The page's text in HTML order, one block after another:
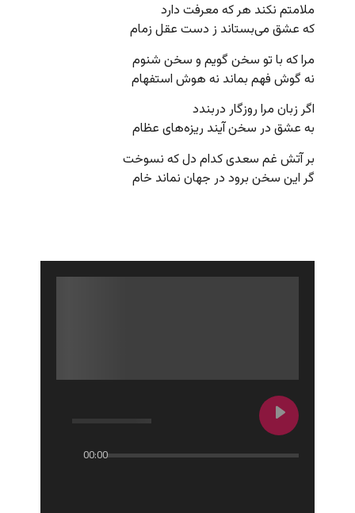
ملامتم نکند هر که معرفت دارد
که عشق می‌بستاند ز دست عقل زمام
مرا که با تو سخن گویم و سخن شنوم
نه گوش فهم بماند نه هوش استفهام
اگر زبان مرا روزگار دربندد
به عشق در سخن آیند ریزه‌های عظام
بر آتش غم سعدی کدام دل که نسوخت
گر این سخن برود در جهان نماند خام
00:00